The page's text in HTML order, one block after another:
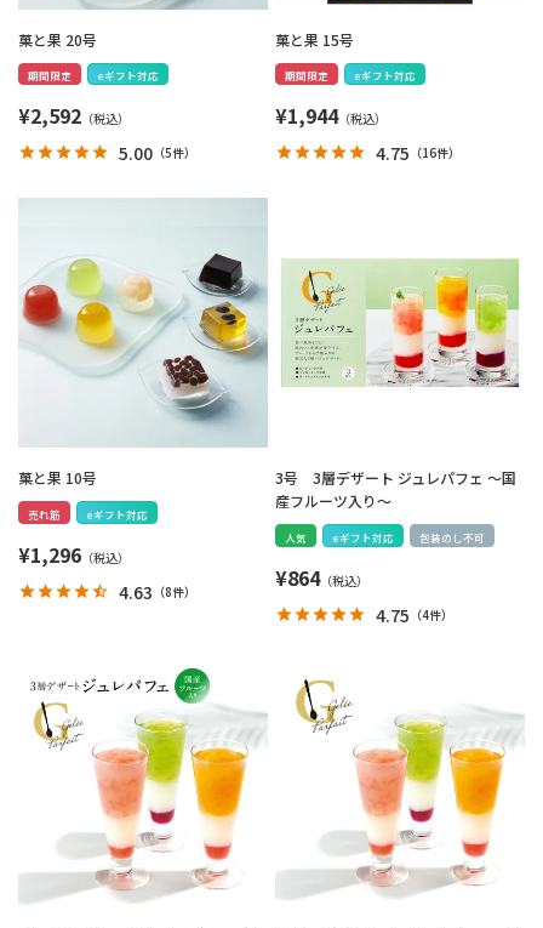
菓と果 20号
期間限定 eギフト対応
¥2,592
5.00 （5件）
菓と果 15号
期間限定 eギフト対応
¥1,944
4.75 （16件）
菓と果 10号
売れ筋 eギフト対応
¥1,296
4.63 （8件）
3号 3層デザート ジュレパフェ ～国
産フルーツ入り～
人気 eギフト対応 包装のし不可
¥864
4.75 （4件）